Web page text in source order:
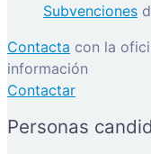
Subvenciones
Contacta con la
información
Contactar
Personas